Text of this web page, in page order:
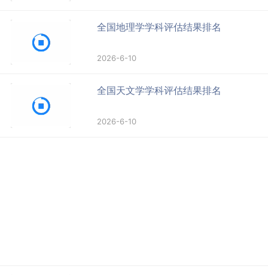
全国地理学学科评估结果排名
2026-6-10
全国天文学学科评估结果排名
2026-6-10